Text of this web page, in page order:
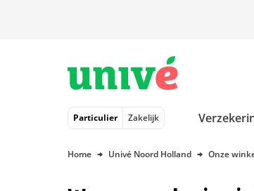
Particulier Zakelijk
Home Univé Noord Holland Onze